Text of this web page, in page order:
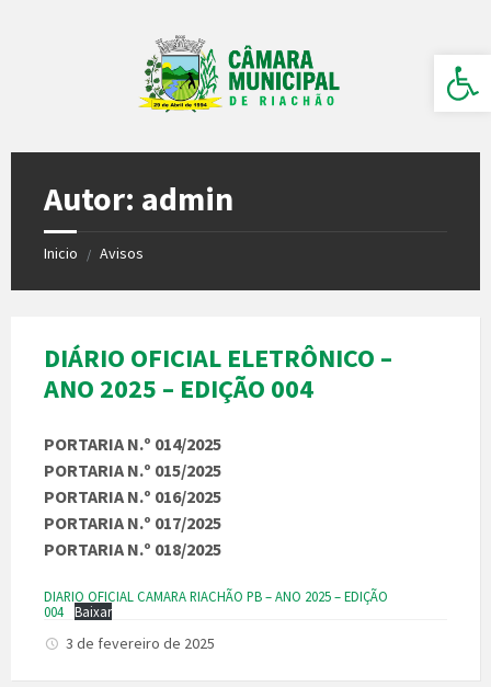
Barra de Ferramentas Aberta
Autor: admin
Inicio / Avisos
DIÁRIO OFICIAL ELETRÔNICO –
ANO 2025 – EDIÇÃO 004
PORTARIA N.º 014/2025
PORTARIA N.º 015/2025
PORTARIA N.º 016/2025
PORTARIA N.º 017/2025
PORTARIA N.º 018/2025
DIARIO OFICIAL CAMARA RIACHÃO PB – ANO 2025 – EDIÇÃO
004
Baixar
3 de fevereiro de 2025